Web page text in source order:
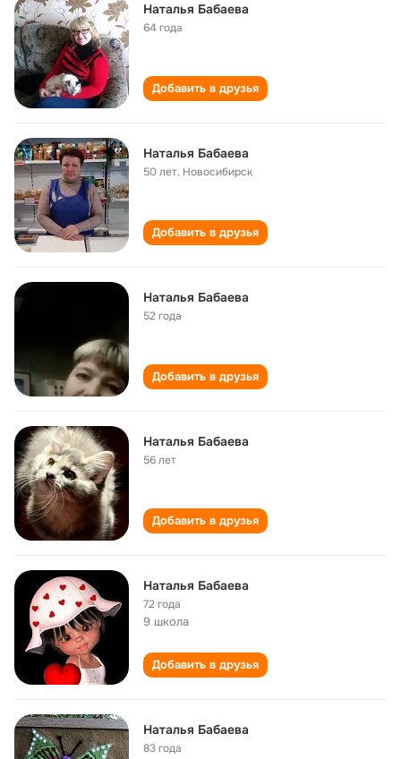
Наталья Бабаева
64 года
Добавить в друзья
Наталья Бабаева
50 лет, Новосибирск
Добавить в друзья
Наталья Бабаева
52 года
Добавить в друзья
Наталья Бабаева
56 лет
Добавить в друзья
Наталья Бабаева
72 года
9 школа
Добавить в друзья
Наталья Бабаева
83 года